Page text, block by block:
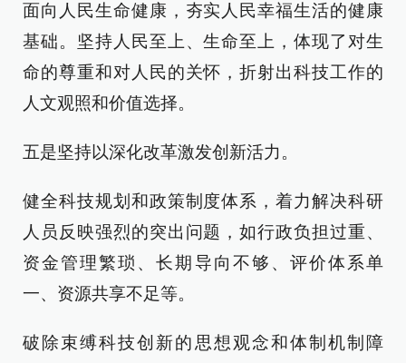
面向人民生命健康，夯实人民幸福生活的健康
基础。坚持人民至上、生命至上，体现了对生
命的尊重和对人民的关怀，折射出科技工作的
人文观照和价值选择。
五是坚持以深化改革激发创新活力。
健全科技规划和政策制度体系，着力解决科研
人员反映强烈的突出问题，如行政负担过重、
资金管理繁琐、长期导向不够、评价体系单
一、资源共享不足等。
破除束缚科技创新的思想观念和体制机制障